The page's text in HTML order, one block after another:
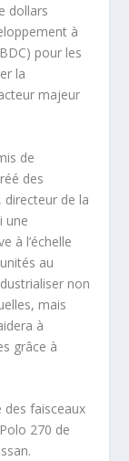
dollars
à
pour les
la
majeur
de
des
de la
une
à l’échelle
au
non
mais
à
grâce à
des faisceaux
270 de